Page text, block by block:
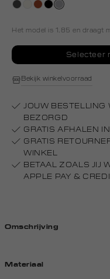
donkergrijs
creme,
bruinzwart
grijs,
Het model is 1.85 en draagt
Selecteer
Bekijk winkelvoorraad
JOUW BESTELLING
BEZORGD
GRATIS AFHALEN
GRATIS
WINKEL
BETAAL ZOALS JIJ
APPLE PAY &
Omschrijving
Materiaal